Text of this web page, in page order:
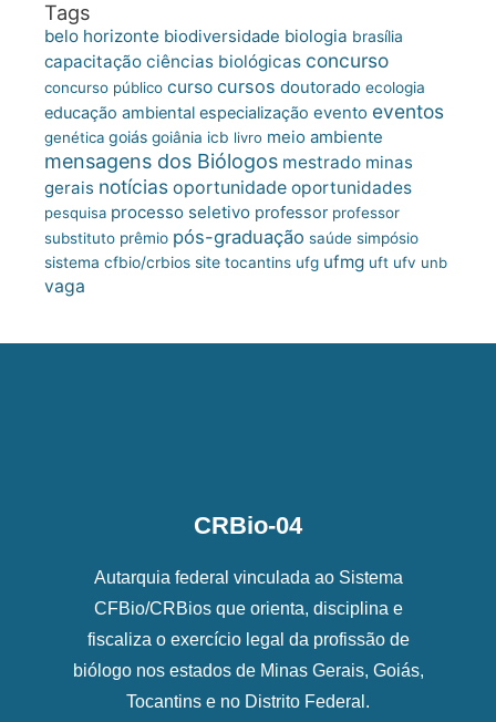
Tags
belo horizonte biodiversidade biologia brasília
capacitação ciências biológicas concurso
concurso público curso cursos doutorado ecologia
educação ambiental especialização evento eventos
genética goiás goiânia icb livro meio ambiente
mensagens dos Biólogos mestrado minas
gerais notícias oportunidade oportunidades
pesquisa processo seletivo professor professor
substituto prêmio pós-graduação saúde simpósio
sistema cfbio/crbios site tocantins ufg ufmg uft ufv unb
vaga
CRBio-04
Autarquia federal vinculada ao Sistema
CFBio/CRBios que orienta, disciplina e
fiscaliza o exercício legal da profissão de
biólogo nos estados de Minas Gerais, Goiás,
Tocantins e no Distrito Federal.